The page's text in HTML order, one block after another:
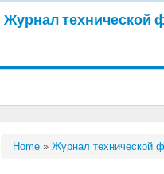
Журнал технической
Home »Журнал технической